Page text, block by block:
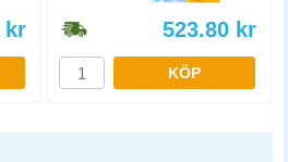
kr 523.80 kr
KÖP